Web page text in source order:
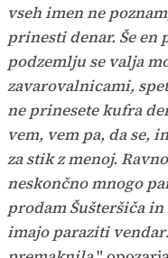
vseh imen ne
prinesti denar. Še
podzemlju se valja
zavarovalnicami,
ne prinesete kufra
vem, vem pa, da se,
za stik z menoj.
neskončno mnogo
prodam Šušteršiča
imajo paraziti